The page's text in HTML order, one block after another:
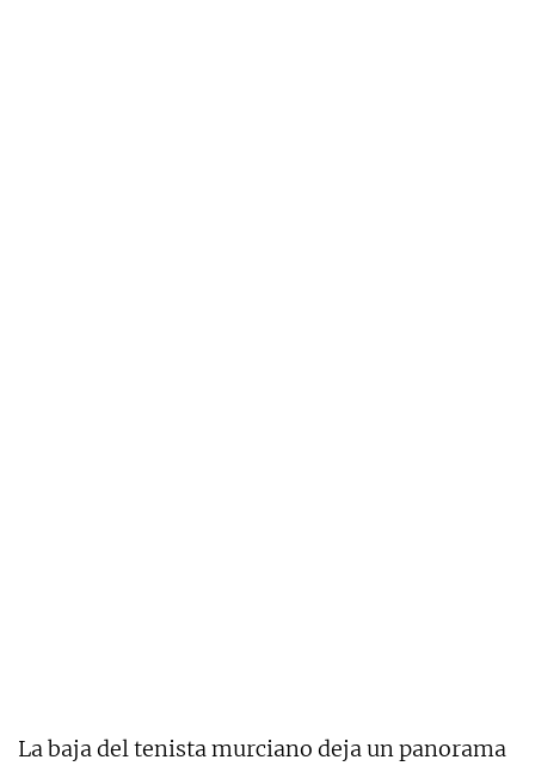
La baja del tenista murciano deja un panorama